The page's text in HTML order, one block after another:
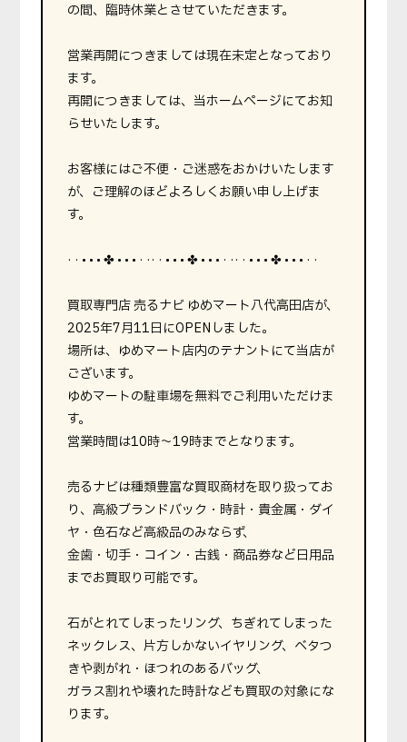
の間、臨時休業とさせていただきます。
営業再開につきましては現在未定となっており
ます。
再開につきましては、当ホームページにてお知
らせいたします。
お客様にはご不便・ご迷惑をおかけいたします
が、ご理解のほどよろしくお願い申し上げま
す。
· · • • • ✤ • • • · ·· · • • • ✤ • • • · ·· · • • • ✤ • • • · ·
買取専門店 売るナビ ゆめマート八代高田店が、
2025年7月11日にOPENしました。
場所は、ゆめマート店内のテナントにて当店が
ございます。
ゆめマートの駐車場を無料でご利用いただけま
す。
営業時間は10時〜19時までとなります。
売るナビは種類豊富な買取商材を取り扱ってお
り、高級ブランドバック・時計・貴金属・ダイ
ヤ・色石など高級品のみならず、
金歯・切手・コイン・古銭・商品券など日用品
までお買取り可能です。
石がとれてしまったリング、ちぎれてしまった
ネックレス、片方しかないイヤリング、ベタつ
きや剥がれ・ほつれのあるバッグ、
ガラス割れや壊れた時計なども買取の対象にな
ります。